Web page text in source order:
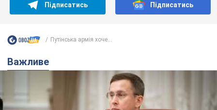
Підписатись Підписатись
Путінська армія хоче...
Важливе